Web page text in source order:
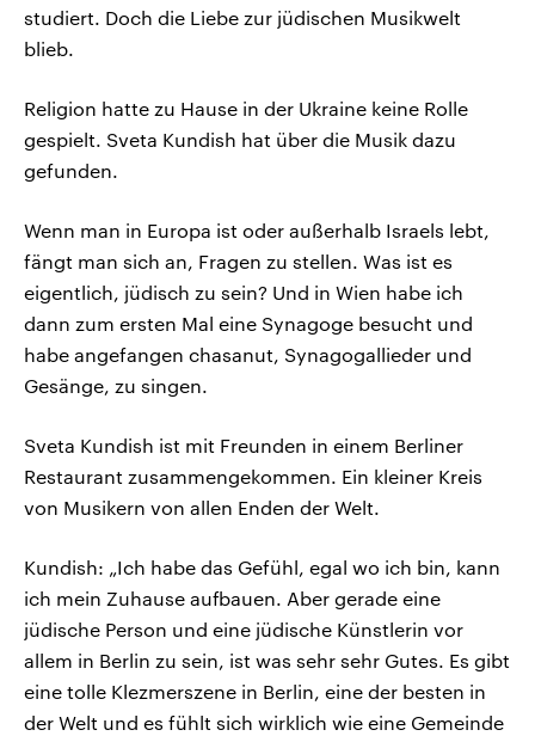
studiert. Doch die Liebe zur jüdischen Musikwelt
blieb.
Religion hatte zu Hause in der Ukraine keine Rolle
gespielt. Sveta Kundish hat über die Musik dazu
gefunden.
Wenn man in Europa ist oder außerhalb Israels lebt,
fängt man sich an, Fragen zu stellen. Was ist es
eigentlich, jüdisch zu sein? Und in Wien habe ich
dann zum ersten Mal eine Synagoge besucht und
habe angefangen chasanut, Synagogallieder und
Gesänge, zu singen.
Sveta Kundish ist mit Freunden in einem Berliner
Restaurant zusammengekommen. Ein kleiner Kreis
von Musikern von allen Enden der Welt.
Kundish: „Ich habe das Gefühl, egal wo ich bin, kann
ich mein Zuhause aufbauen. Aber gerade eine
jüdische Person und eine jüdische Künstlerin vor
allem in Berlin zu sein, ist was sehr sehr Gutes. Es gibt
eine tolle Klezmerszene in Berlin, eine der besten in
der Welt und es fühlt sich wirklich wie eine Gemeinde